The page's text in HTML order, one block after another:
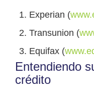
Experian (
Transunion (
Equifax (
Entendiendo
crédito